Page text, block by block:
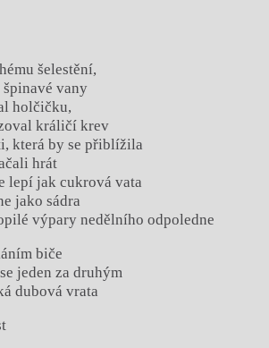
šelestění,
vany
holčičku,
králičí krev
která by se přiblížila
hrát
lepí jak cukrová vata
jako sádra
výpary nedělního odpoledne
biče
jeden za druhým
dubová vrata